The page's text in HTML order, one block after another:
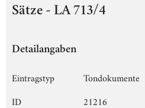
Sätze - LA 713/4
Detailangaben
Eintragstyp
Tondokumente
ID
21216